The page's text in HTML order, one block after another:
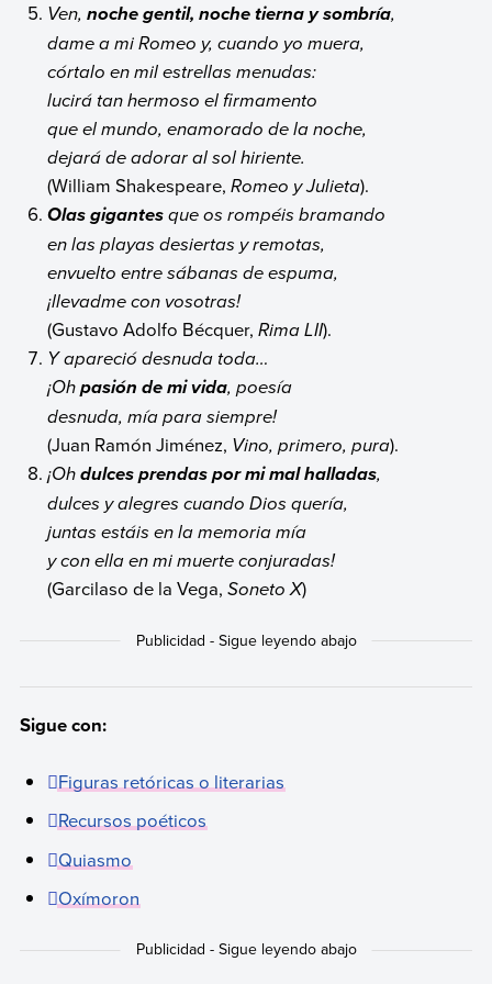
Ven,noche gentil, noche tierna y sombría,
dame a mi Romeo y, cuando yo muera,
córtalo en mil estrellas menudas:
lucirá tan hermoso el firmamento
que el mundo, enamorado de la noche,
dejará de adorar al sol hiriente.
(William Shakespeare,Romeo y Julieta).
Olas gigantesque os rompéis bramando
en las playas desiertas y remotas,
envuelto entre sábanas de espuma,
¡llevadme con vosotras!
(Gustavo Adolfo Bécquer,Rima LII).
Y apareció desnuda toda…
¡Ohpasión de mi vida, poesía
desnuda, mía para siempre!
(Juan Ramón Jiménez, Vino, primero, pura).
¡Ohdulces prendas por mi mal halladas,
dulces y alegres cuando Dios quería,
juntas estáis en la memoria mía
y con ella en mi muerte conjuradas!
(Garcilaso de la Vega,Soneto X)
Sigue con:
Figuras retóricas o literarias
Recursos poéticos
Quiasmo
Oxímoron